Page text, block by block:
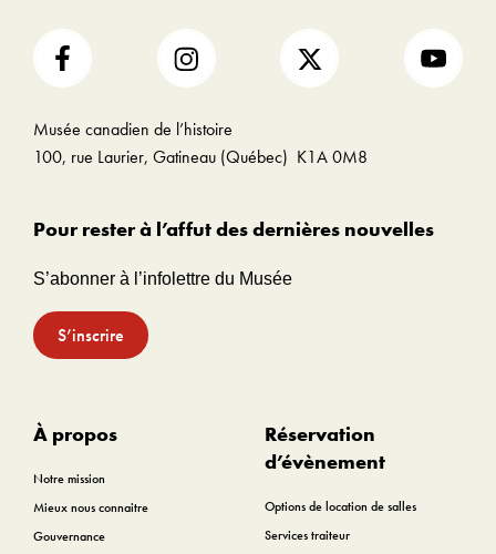
Musée canadien de l’histoire
100, rue Laurier, Gatineau (Québec) K1A 0M8
Pour rester à l’affut des dernières nouvelles
S’abonner à l’infolettre du Musée
S’inscrire
À propos
Notre mission
Mieux nous connaitre
Gouvernance
Réservation
d’évènement
Options de location de salles
Services traiteur